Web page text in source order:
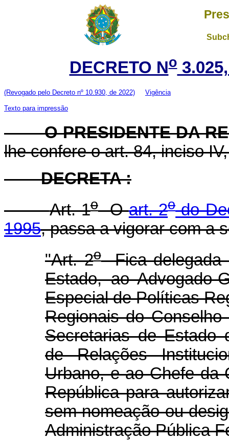
DECRETO No
(Revogado pelo Decreto nº 10.930, de 2022) Vigência
Texto para impressão
O PRESIDENTE DA
lhe confere o art. 84, inciso
DECRETA :
Art. 1oOart. 2odo
1995, passa a vigorar com a
"Art. 2oFica delegada
Estado, ao Advogado-
Especial de Políticas
Regionais do
Secretarias de Estado
de Relações
Urbano, e ao Chefe da
República para
sem nomeação ou
Administração Pública